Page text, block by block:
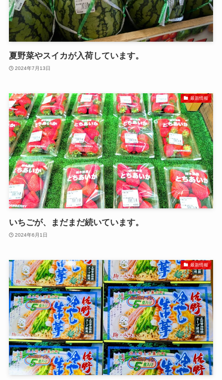
夏野菜やスイカが入荷しています。
2024年7月13日
最新情報
いちごが、まだまだ続いています。
2024年6月1日
最新情報